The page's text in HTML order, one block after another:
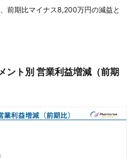
前期比マイナス8,200万円の減益と
ト別 営業利益増減（前期